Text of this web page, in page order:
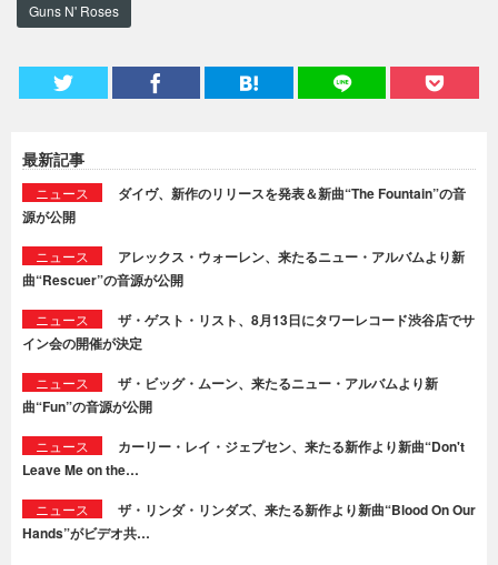
Guns N' Roses
最新記事
ニュース
ダイヴ、新作のリリースを発表＆新曲“The Fountain”の音
源が公開
ニュース
アレックス・ウォーレン、来たるニュー・アルバムより新
曲“Rescuer”の音源が公開
ニュース
ザ・ゲスト・リスト、8月13日にタワーレコード渋谷店でサ
イン会の開催が決定
ニュース
ザ・ビッグ・ムーン、来たるニュー・アルバムより新
曲“Fun”の音源が公開
ニュース
カーリー・レイ・ジェプセン、来たる新作より新曲“Don't
Leave Me on the…
ニュース
ザ・リンダ・リンダズ、来たる新作より新曲“Blood On Our
Hands”がビデオ共…